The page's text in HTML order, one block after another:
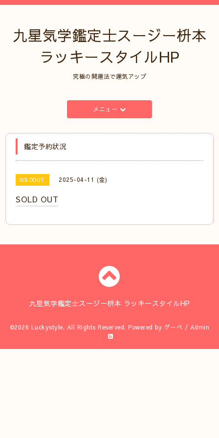
九星気学鑑定士スージー枡本
ラッキースタイルHP
究極の開運法で運気アップ
メニュー
鑑定予約状況
SOLDOUT 2025-04-11 (金)
SOLD OUT
九星気学鑑定士スージー枡本 ラッキースタイルHP
©2026 Luckystyle. All Rights Reserved. Powered by グーペ / Admin